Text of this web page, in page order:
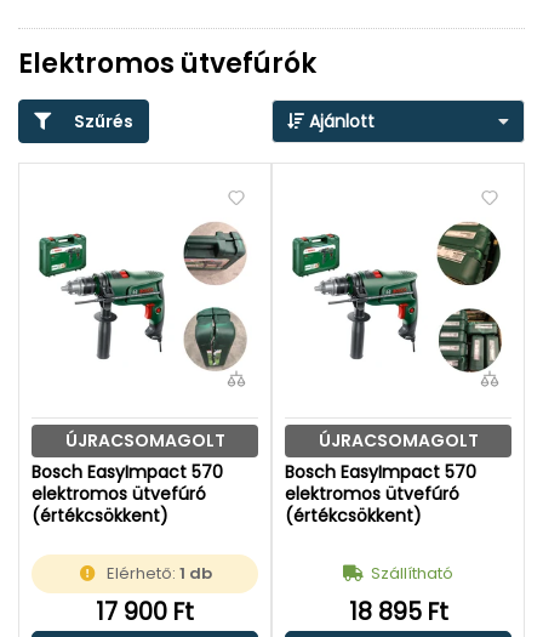
Elektromos ütvefúrók
Szűrés Ajánlott
ÚJRACSOMAGOLT
Bosch EasyImpact 570
elektromos ütvefúró
(értékcsökkent)
Elérhető: 1 db
17 900 Ft
ÚJRACSOMAGOLT
Bosch EasyImpact 570
elektromos ütvefúró
(értékcsökkent)
Szállítható
18 895 Ft